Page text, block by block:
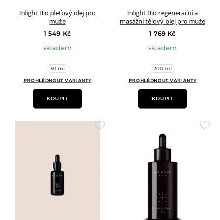
Inlight Bio pleťový olej pro
muže
1 549 Kč
skladem
30 ml
PROHLÉDNOUT VARIANTY
KOUPIT
Inlight Bio regenerační a
masážní tělový olej pro muže
1 769 Kč
skladem
200 ml
PROHLÉDNOUT VARIANTY
KOUPIT
Přidat